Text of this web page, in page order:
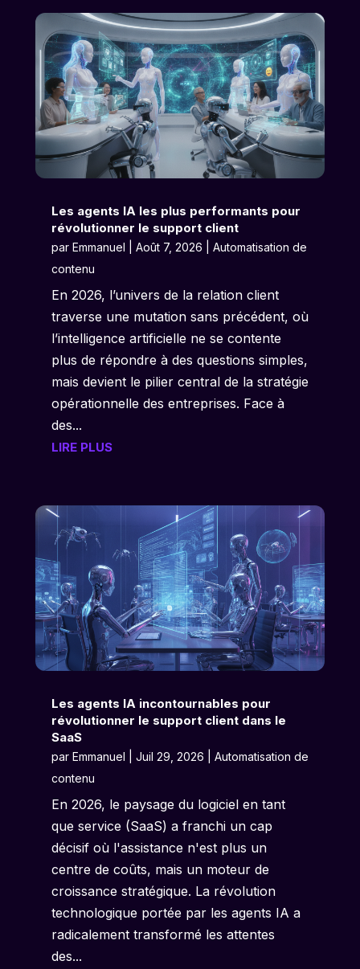
Les agents IA les plus performants pour
révolutionner le support client
par Emmanuel Août 7, 2026
Automatisation de
contenu
En 2026, l’univers de la relation client
traverse une mutation sans précédent, où
l’intelligence artificielle ne se contente
plus de répondre à des questions simples,
mais devient le pilier central de la stratégie
opérationnelle des entreprises. Face à
des...
LIRE PLUS
Les agents IA incontournables pour
révolutionner le support client dans le
SaaS
par Emmanuel Juil 29, 2026
Automatisation de
contenu
En 2026, le paysage du logiciel en tant
que service (SaaS) a franchi un cap
décisif où l'assistance n'est plus un
centre de coûts, mais un moteur de
croissance stratégique. La révolution
technologique portée par les agents IA a
radicalement transformé les attentes
des...